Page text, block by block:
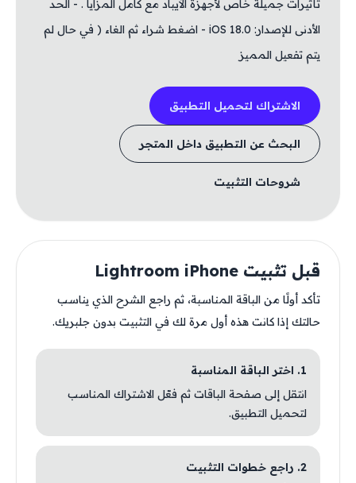
تأثيرات جميلة خاص لأجهزة الآيباد مع كامل المزايا . - الحد
الأدنى للإصدار: iOS 18.0 - اضغط شراء ثم الغاء ( في حال لم
يتم تفعيل المميز
الاشتراك لتحميل التطبيق
البحث عن التطبيق داخل المتجر
شروحات التثبيت
قبل تثبيت Lightroom iPhone
تأكد أولًا من الباقة المناسبة، ثم راجع الشرح الذي يناسب
حالتك إذا كانت هذه أول مرة لك في التثبيت بدون جلبريك.
1. اختر الباقة المناسبة
انتقل إلى صفحة الباقات ثم فعّل الاشتراك المناسب
لتحميل التطبيق.
2. راجع خطوات التثبيت